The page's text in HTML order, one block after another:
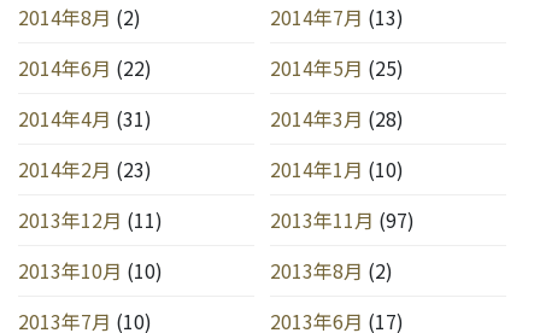
2014年8月 (2) 2014年7月 (13)
2014年6月 (22) 2014年5月 (25)
2014年4月 (31) 2014年3月 (28)
2014年2月 (23) 2014年1月 (10)
2013年12月 (11) 2013年11月 (97)
2013年10月 (10) 2013年8月 (2)
2013年7月 (10) 2013年6月 (17)